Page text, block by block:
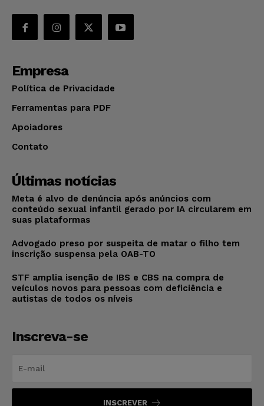
Empresa
Política de Privacidade
Ferramentas para PDF
Apoiadores
Contato
Últimas notícias
Meta é alvo de denúncia após anúncios com
conteúdo sexual infantil gerado por IA circularem em
suas plataformas
Advogado preso por suspeita de matar o filho tem
inscrição suspensa pela OAB-TO
STF amplia isenção de IBS e CBS na compra de
veículos novos para pessoas com deficiência e
autistas de todos os níveis
Inscreva-se
INSCREVER